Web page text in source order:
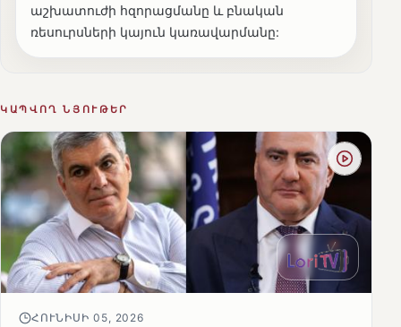
աշխատուժի հզորացմանը և բնական
ռեսուրսների կայուն կառավարմանը:
ԿԱՊՎՈՂ ՆՅՈՒԹԵՐ
ՀՈՒՆԻՍԻ 05, 2026